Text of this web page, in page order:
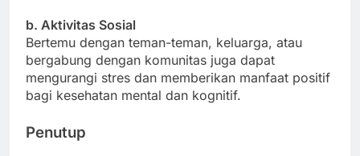
b. Aktivitas Sosial
Bertemu dengan teman-teman, keluarga, atau
bergabung dengan komunitas juga dapat
mengurangi stres dan memberikan manfaat positif
bagi kesehatan mental dan kognitif.
Penutup